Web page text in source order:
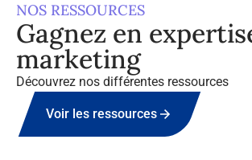
NOS RESSOURCES
Gagnez en
marketing
Découvrez nos différentes ressources
Voir les ressources